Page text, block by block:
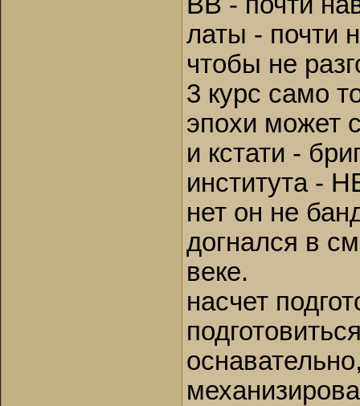
латы - почти
чтобы не
3 курс само
эпохи может
и кстати -
института -
нет он не
догнался в
веке.
насчет